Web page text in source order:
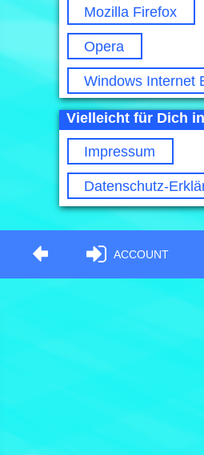
Mozilla Firefox
Opera
Windows Internet
Vielleicht für Dich
Impressum
Datenschutz-
ACCOUNT